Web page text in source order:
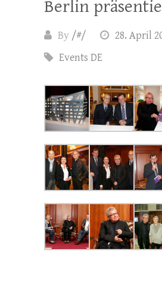
Berlin
By /#/
28. April
Events DE